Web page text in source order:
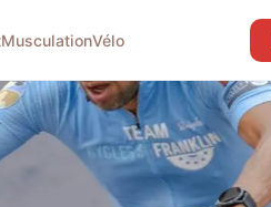
MusculationVélo